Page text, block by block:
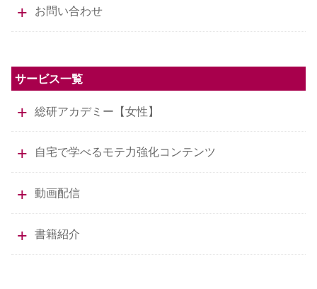
お問い合わせ
サービス一覧
総研アカデミー【女性】
自宅で学べるモテ力強化コンテンツ
動画配信
書籍紹介